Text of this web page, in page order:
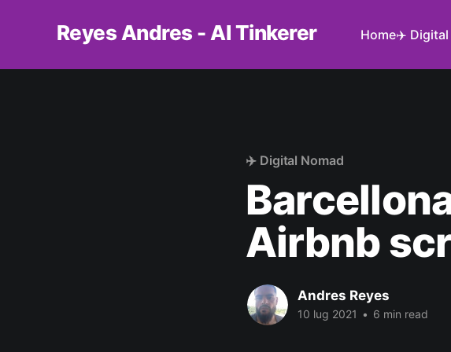
Reyes Andres - AI Tinkerer Home✈️ Digital
✈️ Digital Nomad
Airbnb
Andres Reyes
10 lug 2021 • 6 min read